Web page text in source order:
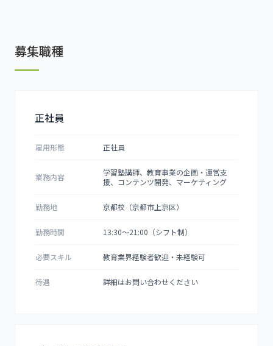
募集職種
正社員
雇用形態 正社員
業務内容
学習塾講師、教育事業の企画・運営支
援、コンテンツ開発、マーケティング
勤務地 京都校（京都市上京区）
勤務時間 13:30〜21:00（シフト制）
必要スキル 教育業界経験者歓迎・未経験可
待遇 詳細はお問い合わせください